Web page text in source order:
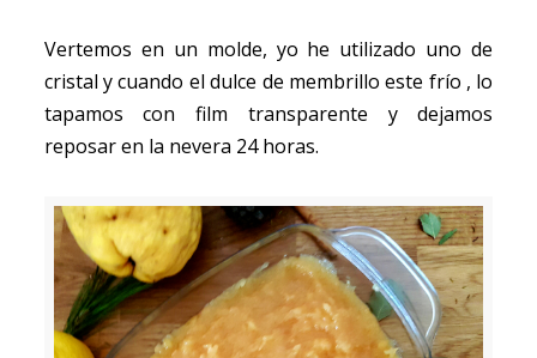
Vertemos en un molde, yo he utilizado uno de
cristal y cuando el dulce de membrillo este frío , lo
tapamos con film transparente y dejamos
reposar en la nevera 24 horas.